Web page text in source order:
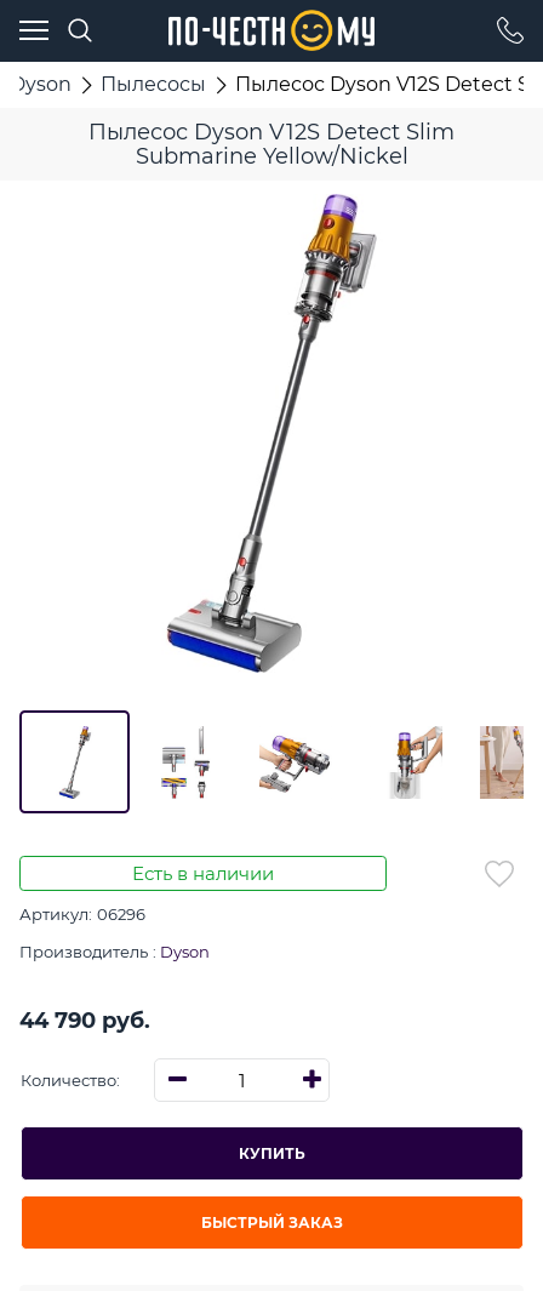
Dyson Пылесосы Пылесос Dyson V12S Detect
Пылесос Dyson V12S Detect Slim
Submarine Yellow/Nickel
Есть в наличии
Артикул: 06296
Производитель : Dyson
44 790 руб.
Количество:
КУПИТЬ
БЫСТРЫЙ ЗАКАЗ